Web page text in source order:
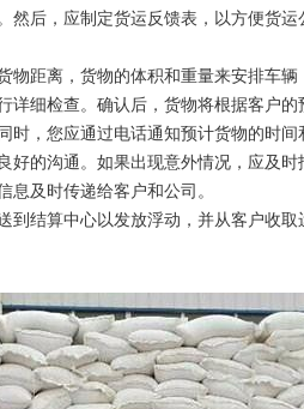
后，应制定货运反馈表，以方便货
距离，货物的体积和重量来安排车辆
细检查。确认后，货物将根据客户
，您应通过电话通知预计货物的时间
的沟通。如果出现意外情况，应及时
及时传递给客户和公司。
结算中心以发放浮动，并从客户收取